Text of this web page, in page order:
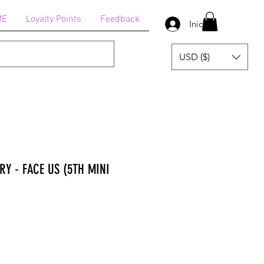
Loyalty Points Feedback Iniciar sesión
USD ($)
- FACE US (5TH MINI